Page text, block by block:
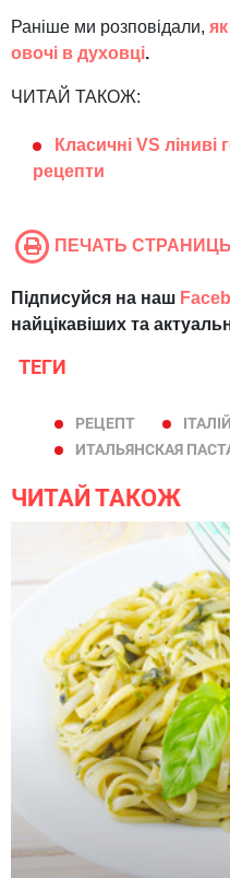
Раніше ми розповідали,
овочі в духовці.
ЧИТАЙ ТАКОЖ:
Класичні VS
рецепти
ПЕЧАТЬ СТРАНИЦЫ
Підписуйся на наш
найцікавіших та
ТЕГИ
РЕЦЕПТ
ИТАЛЬЯНСКАЯ
ЧИТАЙ ТАКОЖ